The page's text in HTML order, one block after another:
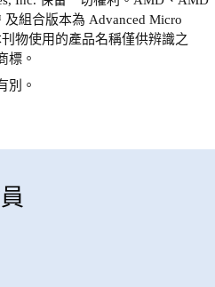
組合版本為 Advanced Micro
物使用的產品名稱僅供辨識之
標。
別。